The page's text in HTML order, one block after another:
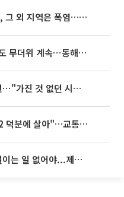
동해안은 시간당 80㎜ 폭우, 그 외 지역은 폭염…‘극과 극 날씨’
[내일 날씨] 폭염 한풀 꺾여도 무더위 계속⋯동해안 이틀 연속 비
임영웅, 어느덧 데뷔 10주년⋯"가진 것 없던 시절, 내 앞엔 20명의 팬뿐"
'굿 윌 헌팅' 배우 "기아 EV2 덕분에 살아"…교통사고 후 안전성 극찬
李대통령 “청년이 결혼 망설이는 일 없어야...제도상 불이익 조사”